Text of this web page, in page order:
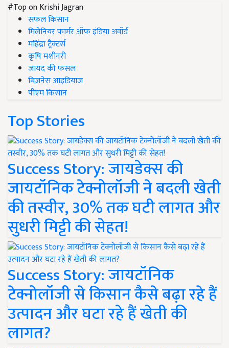
#Top on Krishi Jagran
सफल किसान
मिलेनियर फार्मर ऑफ इंडिया अवॉर्ड
महिंद्रा ट्रैक्टर्स
कृषि मशीनरी
जायद की फसल
बिज़नेस आइडियाज
पीएम किसान
Top Stories
Success Story: जायडेक्स की
जायटॉनिक टेक्नोलॉजी ने बदली खेती
की तस्वीर, 30% तक घटी लागत और
सुधरी मिट्टी की सेहत!
Success Story: जायटॉनिक
टेक्नोलॉजी से किसान कैसे बढ़ा रहे हैं
उत्पादन और घटा रहे हैं खेती की
लागत?